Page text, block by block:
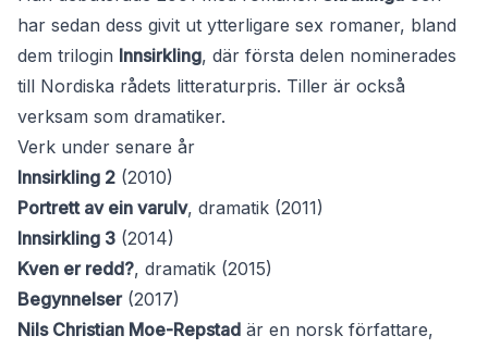
har sedan dess givit ut ytterligare sex romaner, bland
dem trilogin Innsirkling, där första delen nominerades
till Nordiska rådets litteraturpris. Tiller är också
verksam som dramatiker.
Verk under senare år
Innsirkling 2 (2010)
Portrett av ein varulv, dramatik (2011)
Innsirkling 3 (2014)
Kven er redd?, dramatik (2015)
Begynnelser(2017)
Nils Christian Moe-Repstad är en norsk författare,